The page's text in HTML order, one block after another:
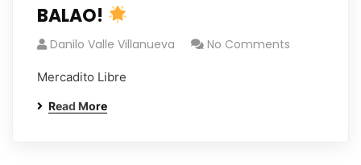
BALAO!
Danilo Valle Villanueva No Comments
Mercadito Libre
Read More